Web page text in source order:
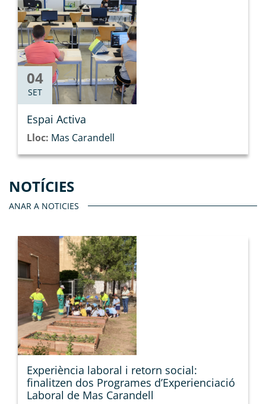
04
SET
Espai Activa
Lloc: Mas Carandell
NOTÍCIES
ANAR A NOTICIES
Experiència laboral i retorn social:
finalitzen dos Programes d’Experienciació
Laboral de Mas Carandell